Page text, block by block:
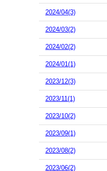
2024/04(3)
2024/03(2)
2024/02(2)
2024/01(1)
2023/12(3)
2023/11(1)
2023/10(2)
2023/09(1)
2023/08(2)
2023/06(2)